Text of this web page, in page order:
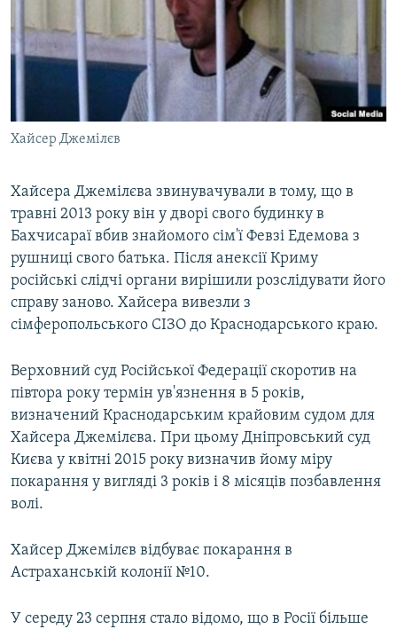
Хайсер Джемілєв
Хайсера Джемілєва звинувачували в тому, що в
травні 2013 року він у дворі свого будинку в
Бахчисараї вбив знайомого сім'ї Февзі Едемова з
рушниці свого батька. Після анексії Криму
російські слідчі органи вирішили розслідувати його
справу заново. Хайсера вивезли з
сімферопольського СІЗО до Краснодарського краю.
Верховний суд Російської Федерації скоротив на
півтора року термін ув'язнення в 5 років,
визначений Краснодарським крайовим судом для
Хайсера Джемілєва. При цьому Дніпровський суд
Києва у квітні 2015 року визначив йому міру
покарання у вигляді 3 років і 8 місяців позбавлення
волі.
Хайсер Джемілєв відбуває покарання в
Астраханській колонії №10.
У середу 23 серпня стало відомо, що в Росії більше